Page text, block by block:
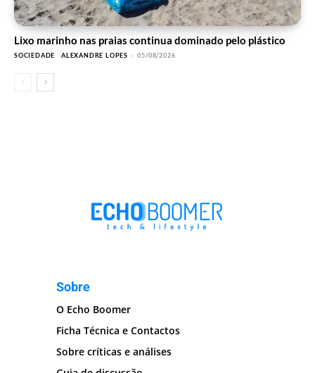
Lixo marinho nas praias continua dominado pelo plástico
SOCIEDADE ALEXANDRE LOPES - 05/08/2026
Sobre
O Echo Boomer
Ficha Técnica e Contactos
Sobre críticas e análises